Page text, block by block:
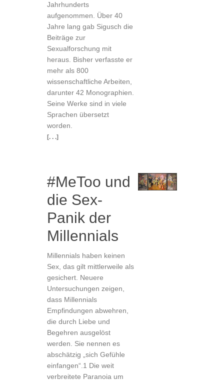
Jahrhunderts
aufgenommen. Über 40
Jahre lang gab Sigusch die
Beiträge zur
Sexualforschung mit
heraus. Bisher verfasste er
mehr als 800
wissenschaftliche Arbeiten,
darunter 42 Monographien.
Seine Werke sind in viele
Sprachen übersetzt
worden.
[. . .]
#MeToo und
die Sex-
Panik der
Millennials
Millennials haben keinen
Sex, das gilt mittlerweile als
gesichert. Neuere
Untersuchungen zeigen,
dass Millennials
Empfindungen abwehren,
die durch Liebe und
Begehren ausgelöst
werden. Sie nennen es
abschätzig „sich Gefühle
einfangen“.1 Die weit
verbreitete Paranoia um